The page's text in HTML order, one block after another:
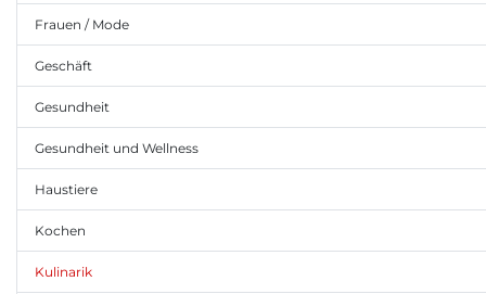
Frauen / Mode
Geschäft
Gesundheit
Gesundheit und Wellness
Haustiere
Kochen
Kulinarik